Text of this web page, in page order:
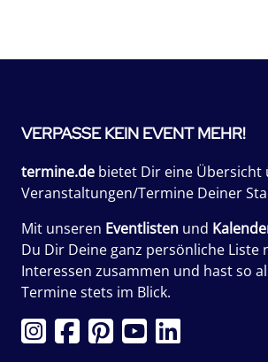
VERPASSE KEIN EVENT MEHR!
termine.de bietet Dir eine Übersicht
Veranstaltungen/Termine Deiner
Mit unseren Eventlisten und
Du Dir Deine ganz persönliche Liste
Interessen zusammen und hast so
Termine stets im Blick.